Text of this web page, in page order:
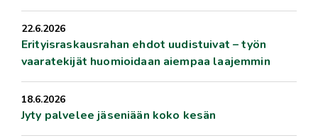
22.6.2026
Erityisraskausrahan ehdot uudistuivat – työn
vaaratekijät huomioidaan aiempaa laajemmin
18.6.2026
Jyty palvelee jäseniään koko kesän